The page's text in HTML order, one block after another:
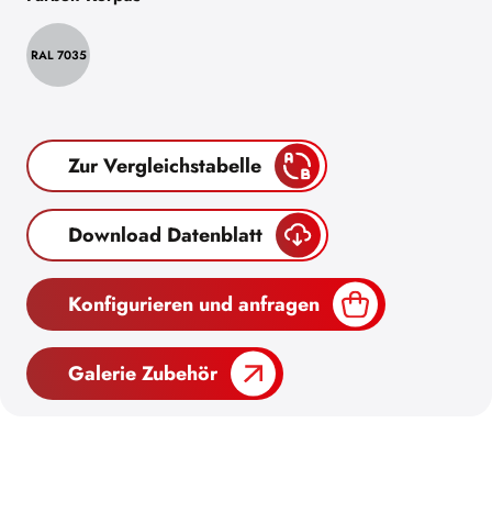
RAL 7035
Zur Vergleichstabelle
Download Datenblatt
Konfigurieren und anfragen
Galerie Zubehör